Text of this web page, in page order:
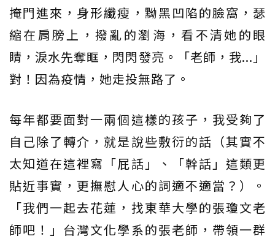
掩門進來，身形纖瘦，黝黑凹陷的臉窩，瑟
縮在肩膀上，撥亂的瀏海，看不清她的眼
睛，淚水先奪眶，閃閃發亮。「老師，我...」
對！因為疫情，她走投無路了。
每年都要面對一兩個這樣的孩子，我受夠了
自己除了轉介，就是說些敷衍的話（其實不
太知道在這裡寫「屁話」、「幹話」這類更
貼近事實，更撫慰人心的詞適不適當？）。
「我們一起去花蓮，找東華大學的張瓊文老
師吧！」台灣文化學系的張老師，帶領一群